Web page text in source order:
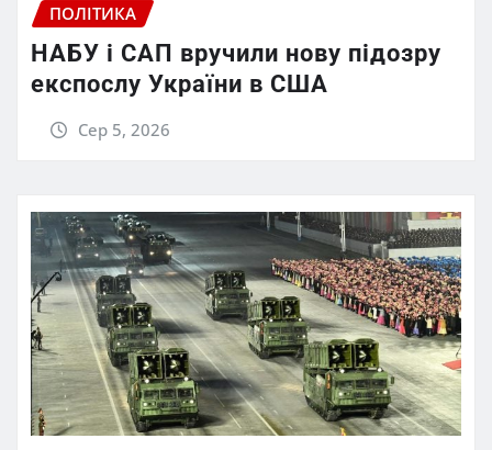
ПОЛІТИКА
НАБУ і САП вручили нову підозру
експослу України в США
Сер 5, 2026